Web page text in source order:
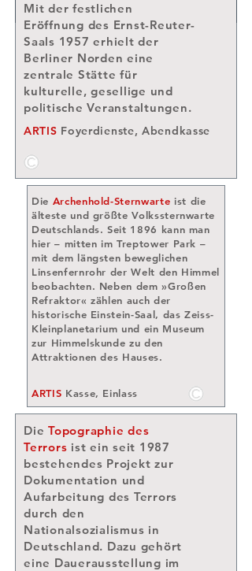
Mit der festlichen
Eröffnung des Ernst-Reuter-
Saals 1957 erhielt der
Berliner Norden eine
zentrale Stätte für
kulturelle, gesellige und
politische Veranstaltungen.
ARTIS Foyerdienste, Abendkasse
Die Archenhold-Sternwarte ist die
älteste und größte Volkssternwarte
Deutschlands. Seit 1896 kann man
hier – mitten im Treptower Park –
mit dem längsten beweglichen
Linsenfernrohr der Welt den Himmel
beobachten. Neben dem »Großen
Refraktor« zählen auch der
historische Einstein-Saal, das Zeiss-
Kleinplanetarium und ein Museum
zur Himmelskunde zu den
Attraktionen des Hauses.
ARTIS Kasse, Einlass
Die Topographie des
Terrors ist ein seit 1987
bestehendes Projekt zur
Dokumentation und
Aufarbeitung des Terrors
durch den
Nationalsozialismus in
Deutschland. Dazu gehört
eine Dauerausstellung im